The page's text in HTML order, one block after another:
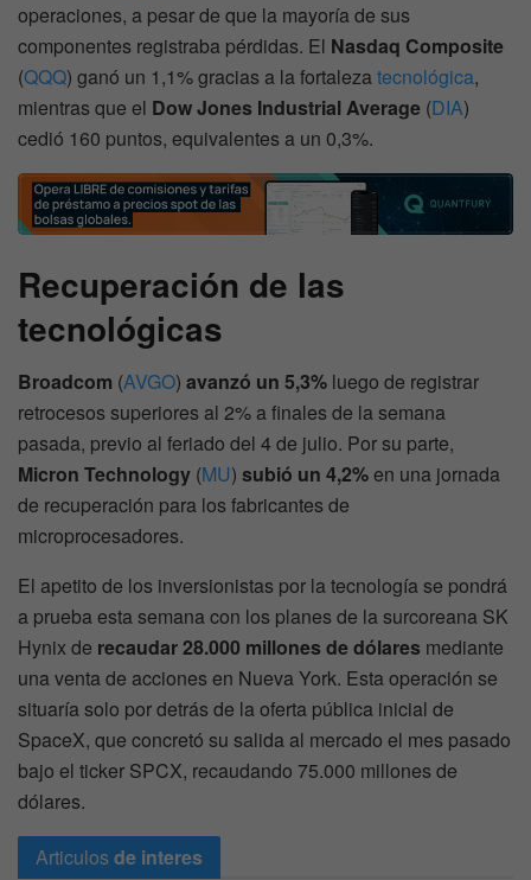
operaciones, a pesar de que la mayoría de sus
componentes registraba pérdidas. El Nasdaq Composite
(QQQ) ganó un 1,1% gracias a la fortalezatecnológica,
mientras que el Dow Jones Industrial Average (DIA)
cedió 160 puntos, equivalentes a un 0,3%.
Recuperación de las
tecnológicas
Broadcom (AVGO) avanzó un 5,3% luego de registrar
retrocesos superiores al 2% a finales de la semana
pasada, previo al feriado del 4 de julio. Por su parte,
Micron Technology (MU) subió un 4,2%en una jornada
de recuperación para los fabricantes de
microprocesadores.
El apetito de los inversionistas por la tecnología se pondrá
a prueba esta semana con los planes de la surcoreana SK
Hynix de recaudar 28.000 millones de dólares mediante
una venta de acciones en Nueva York. Esta operación se
situaría solo por detrás de la oferta pública inicial de
SpaceX, que concretó su salida al mercado el mes pasado
bajo el ticker SPCX, recaudando 75.000 millones de
dólares.
Articulosde interes